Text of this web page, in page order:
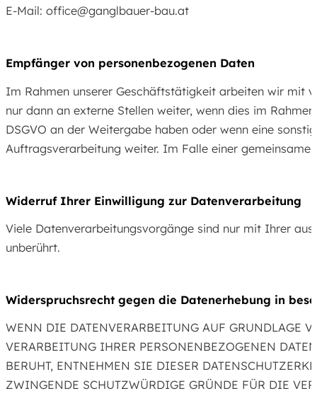
E-Mail: office@ganglbauer-bau.at
Empfänger von personenbezogenen Daten
Im Rahmen unserer Geschäftstätigkeit arbeiten wir mit
nur dann an externe Stellen weiter, wenn dies im
DSGVO an der Weitergabe haben oder wenn eine
Auftragsverarbeitung weiter. Im Falle einer
Widerruf Ihrer Einwilligung zur Datenverarbeitung
Viele Datenverarbeitungsvorgänge sind nur mit Ihrer
unberührt.
Widerspruchsrecht gegen die Datenerhebung in
WENN DIE DATENVERARBEITUNG AUF GRUNDLAGE
VERARBEITUNG IHRER PERSONENBEZOGENEN
BERUHT, ENTNEHMEN SIE DIESER
ZWINGENDE SCHUTZWÜRDIGE GRÜNDE FÜR DIE